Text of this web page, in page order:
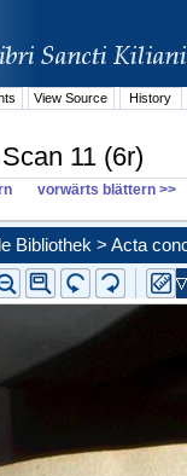
View Source History
11 (6r)
vorwärts blättern >>